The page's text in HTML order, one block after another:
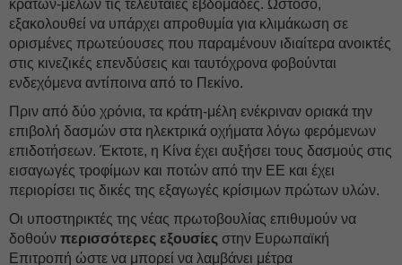
κρατών-μελών τις τελευταίες εβδομάδες. Ωστόσο,
εξακολουθεί να υπάρχει απροθυμία για κλιμάκωση σε
ορισμένες πρωτεύουσες που παραμένουν ιδιαίτερα ανοικτές
στις κινεζικές επενδύσεις και ταυτόχρονα φοβούνται
ενδεχόμενα αντίποινα από το Πεκίνο.
Πριν από δύο χρόνια, τα κράτη-μέλη ενέκριναν οριακά την
επιβολή δασμών στα ηλεκτρικά οχήματα λόγω φερόμενων
επιδοτήσεων. Έκτοτε, η Κίνα έχει αυξήσει τους δασμούς στις
εισαγωγές τροφίμων και ποτών από την ΕΕ και έχει
περιορίσει τις δικές της εξαγωγές κρίσιμων πρώτων υλών.
Οι υποστηρικτές της νέας πρωτοβουλίας επιθυμούν να
δοθούν περισσότερες εξουσίες στην Ευρωπαϊκή
Επιτροπή ώστε να μπορεί να λαμβάνει μέτρα